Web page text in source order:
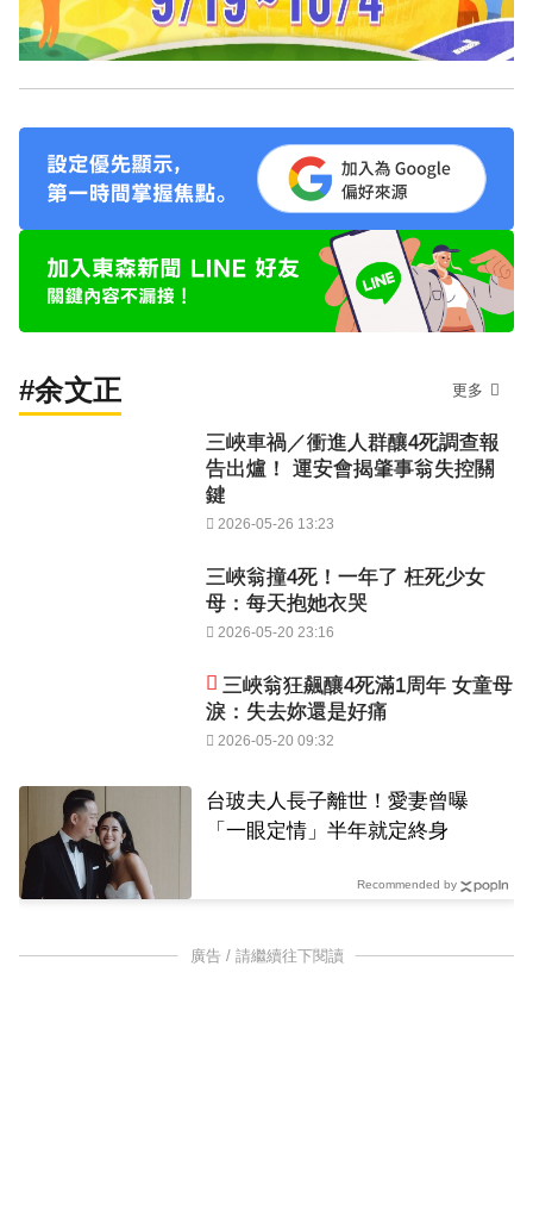
#余文正 更多
三峽車禍／衝進人群釀4死調查報
告出爐！ 運安會揭肇事翁失控關
鍵
2026-05-26 13:23
三峽翁撞4死！一年了 枉死少女
母：每天抱她衣哭
2026-05-20 23:16
三峽翁狂飆釀4死滿1周年 女童母
淚：失去妳還是好痛
2026-05-20 09:32
台玻夫人長子離世！愛妻曾曝
「一眼定情」半年就定終身
Recommended by
廣告 / 請繼續往下閱讀